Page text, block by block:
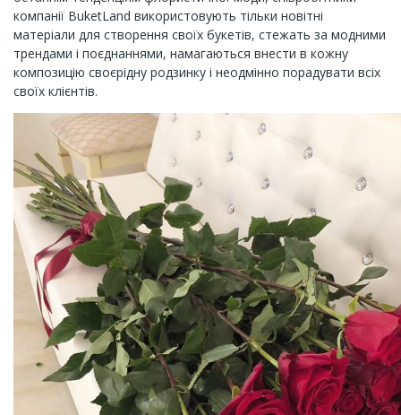
компанії BuketLand використовують тільки новітні
матеріали для створення своїх букетів, стежать за модними
трендами і поєднаннями, намагаються внести в кожну
композицію своєрідну родзинку і неодмінно порадувати всіх
своїх клієнтів.